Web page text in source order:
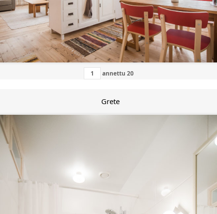
annettu 20
Grete